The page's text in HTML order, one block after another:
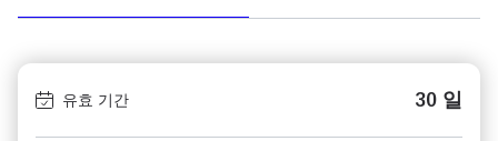
유효 기간 30 일